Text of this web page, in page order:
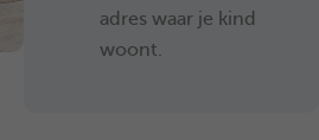
adres waar je kind
woont.